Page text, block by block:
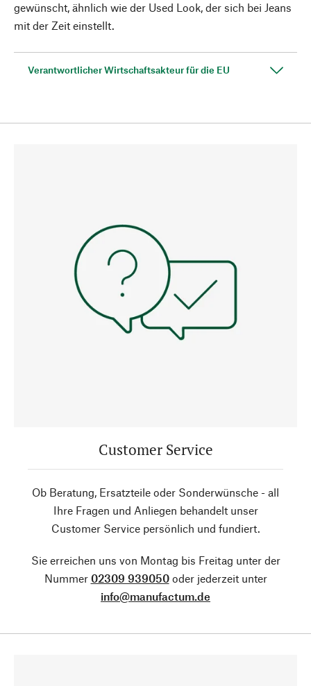
gewünscht, ähnlich wie der Used Look, der sich bei Jeans
mit der Zeit einstellt.
Verantwortlicher Wirtschaftsakteur für die EU
Customer Service
Ob Beratung, Ersatzteile oder Sonderwünsche - all
Ihre Fragen und Anliegen behandelt unser
Customer Service persönlich und fundiert.
Sie erreichen uns von Montag bis Freitag unter der
Nummer 02309 939050oder jederzeit unter
info@manufactum.de